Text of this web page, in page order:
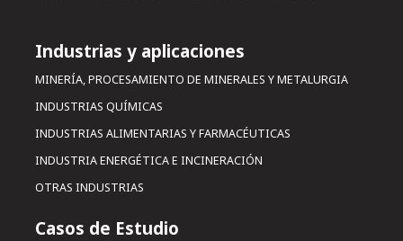
Industrias y aplicaciones
MINERÍA, PROCESAMIENTO DE MINERALES Y METALURGIA
INDUSTRIAS QUÍMICAS
INDUSTRIAS ALIMENTARIAS Y FARMACÉUTICAS
INDUSTRIA ENERGÉTICA E INCINERACIÓN
OTRAS INDUSTRIAS
Casos de Estudio